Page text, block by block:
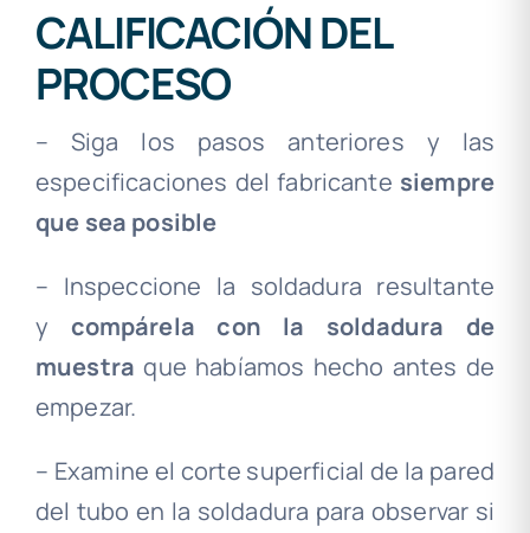
CALIFICACIÓN DEL
PROCESO
– Siga los pasos anteriores y las
especificaciones del fabricante siempre
que sea posible
– Inspeccione la soldadura resultante
y compárela con la soldadura de
muestraque habíamos hecho antes de
empezar.
– Examine el corte superficial de la pared
del tubo en la soldadura para observar si